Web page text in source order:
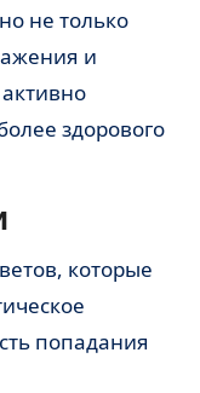
не только
и
здорового
которые
попадания